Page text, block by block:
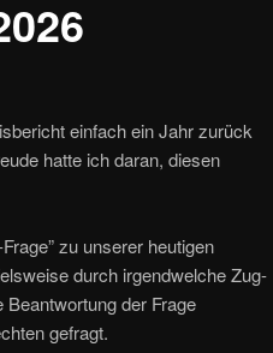
einfach ein Jahr zurück
hatte ich daran, diesen
zu unserer heutigen
durch irgendwelche Zug-
der Frage
gefragt.